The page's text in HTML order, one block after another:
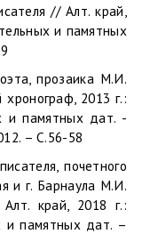
// Алт. край,
и памятных
прозаика М.И.
2013 г.:
и памятных дат. -
– С.56-58
почетного
и г. Барнаула М.И.
край, 2018 г.:
и памятных дат. –